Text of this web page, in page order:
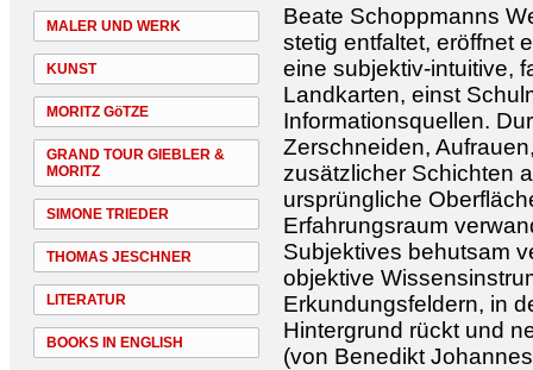
MALER UND WERK
KUNST
MORITZ GöTZE
GRAND TOUR GIEBLER &
MORITZ
SIMONE TRIEDER
THOMAS JESCHNER
LITERATUR
BOOKS IN ENGLISH
Beate Schoppmanns
stetig entfaltet, eröffnet
eine subjektiv-intuitive,
Landkarten, einst
Informationsquellen.
Zerschneiden,
zusätzlicher Schichten
ursprüngliche
Erfahrungsraum
Subjektives behutsam
objektive
Erkundungsfeldern, in
Hintergrund rückt und
(von Benedikt